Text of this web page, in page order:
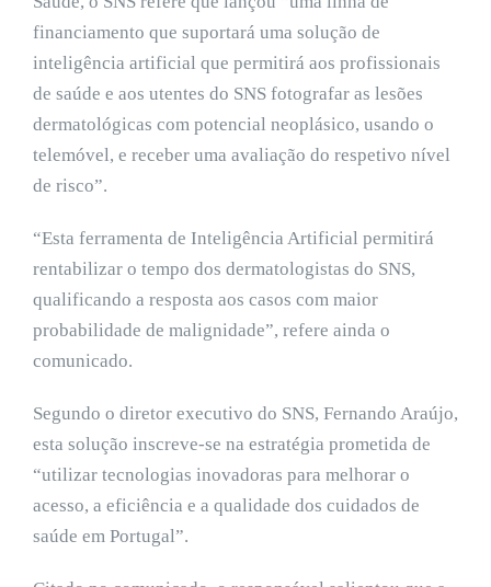
financiamento que suportará uma solução de
inteligência artificial que permitirá aos profissionais
de saúde e aos utentes do SNS fotografar as lesões
dermatológicas com potencial neoplásico, usando o
telemóvel, e receber uma avaliação do respetivo nível
de risco”.
“Esta ferramenta de Inteligência Artificial permitirá
rentabilizar o tempo dos dermatologistas do SNS,
qualificando a resposta aos casos com maior
probabilidade de malignidade”, refere ainda o
comunicado.
Segundo o diretor executivo do SNS, Fernando Araújo,
esta solução inscreve-se na estratégia prometida de
“utilizar tecnologias inovadoras para melhorar o
acesso, a eficiência e a qualidade dos cuidados de
saúde em Portugal”.